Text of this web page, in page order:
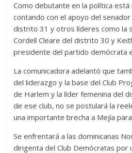
Como debutante en la política
contando con el apoyo del
distrito 31 y otros líderes como la
Cordell Cleare del distrito 30 y
presidente del partido demócrata
La comunicadora adelantó que
del liderazgo y la base del Club
de Harlem y la líder femenina del
de ese club, no se postulará la
una importante brecha a Mejía
Se enfrentará a las dominicanas
dirigenta del Club Demócratas por